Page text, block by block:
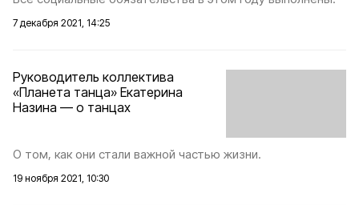
7 декабря 2021, 14:25
Руководитель коллектива
«Планета танца» Екатерина
Назина — о танцах
О том, как они стали важной частью жизни.
19 ноября 2021, 10:30